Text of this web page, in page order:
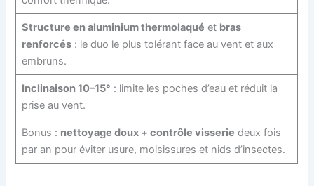
Structure en aluminium thermolaqué et bras
renforcés: le duo le plus tolérant face au vent et aux
embruns.
Inclinaison 10–15° : limite les poches d’eau et réduit la
prise au vent.
Bonus : nettoyage doux + contrôle visserie deux fois
par an pour éviter usure, moisissures et nids d’insectes.